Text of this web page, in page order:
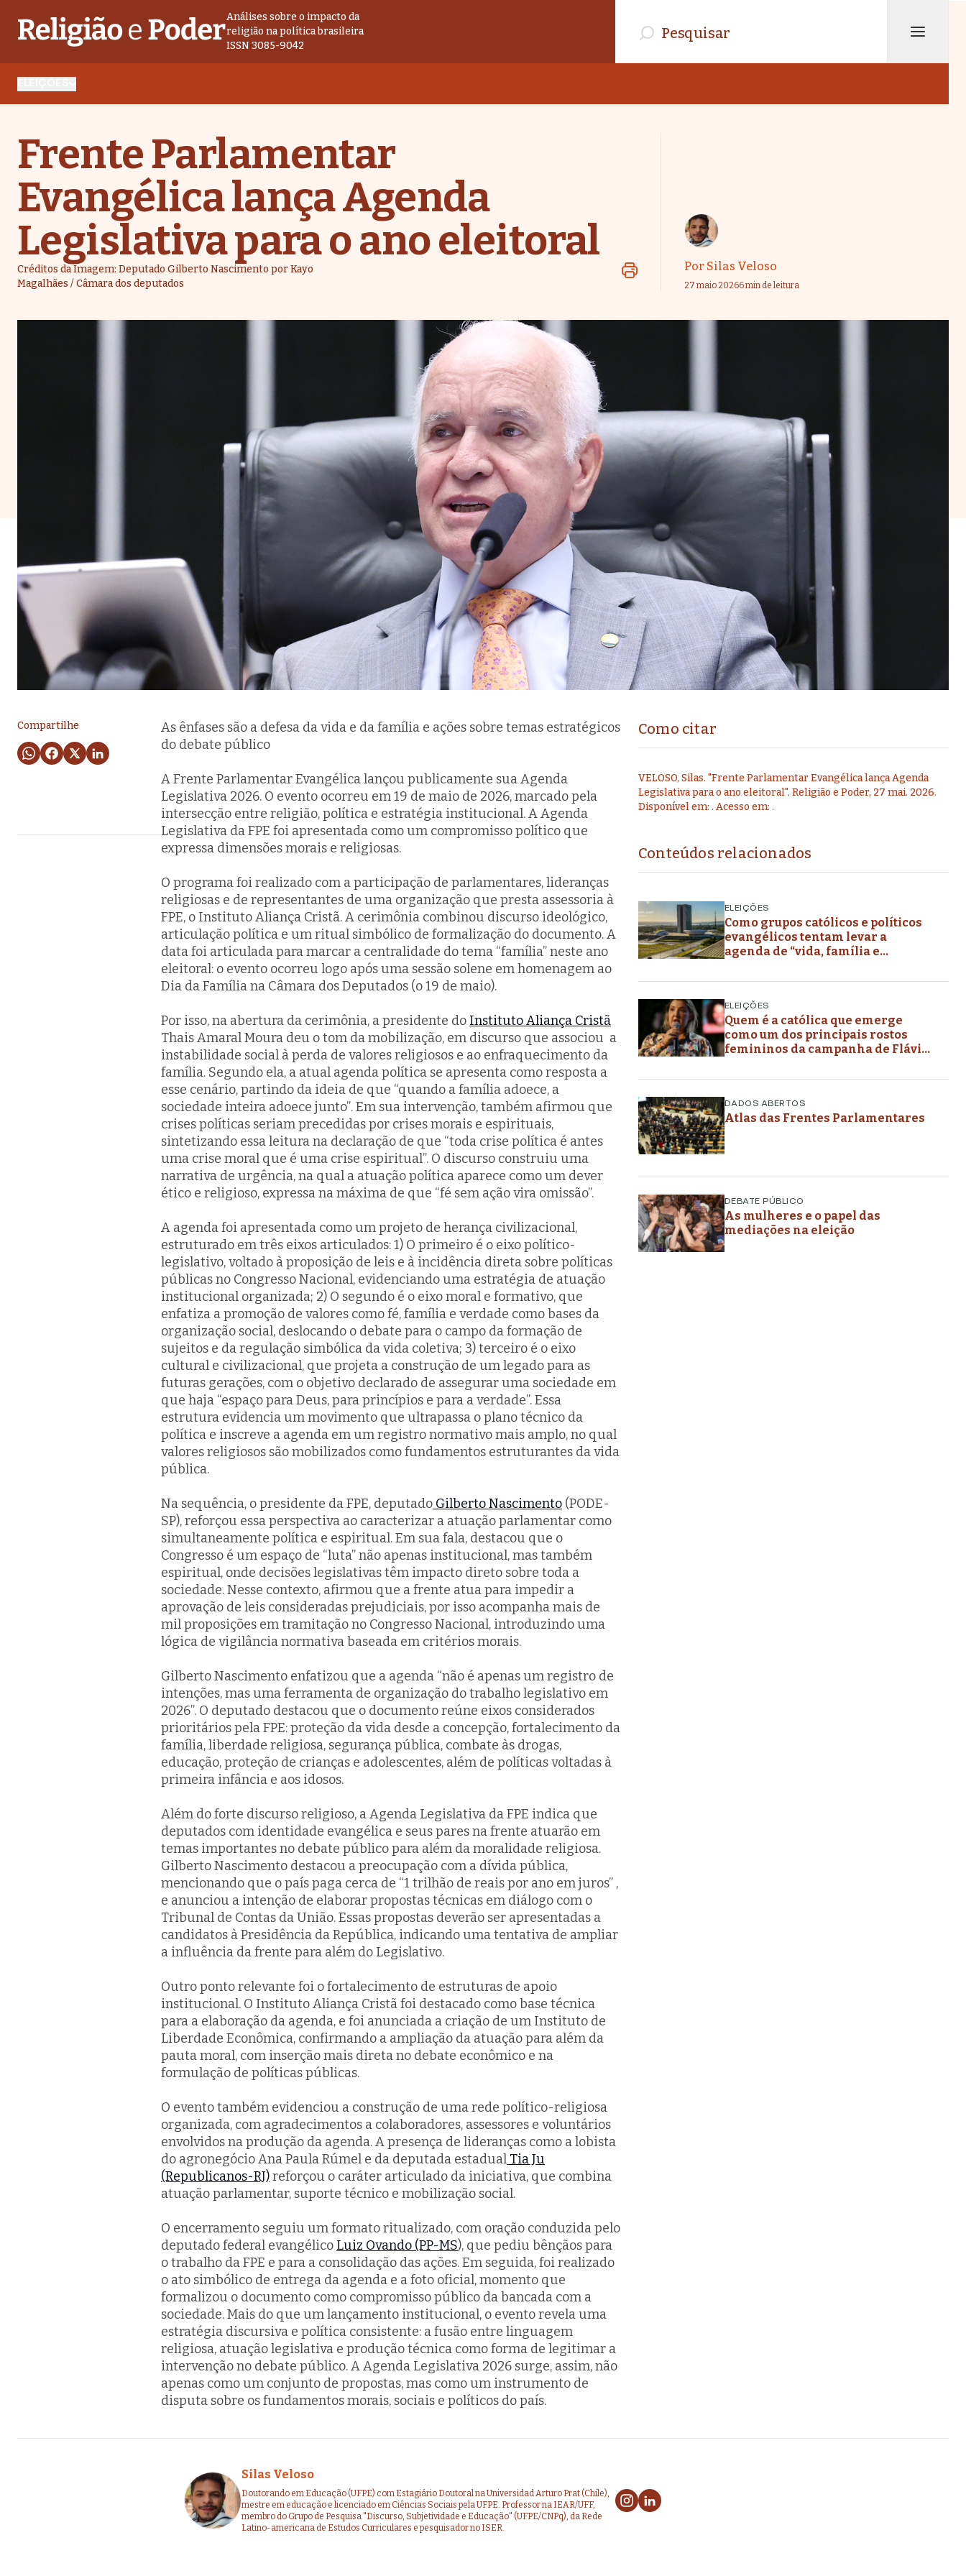
Análises sobre o impacto da
religião na política brasileira
ISSN 3085-9042
Frente Parlamentar
Evangélica lança Agenda
Legislativa para o ano eleitoral
Créditos da Imagem: Deputado Gilberto Nascimento por Kayo
Magalhães / Câmara dos deputados
Por Silas Veloso
27 maio 20266 min de leitura
Compartilhe
As ênfases são a defesa da vida e da família e ações sobre temas estratégicos
do debate público
A Frente Parlamentar Evangélica lançou publicamente sua Agenda
Legislativa 2026. O evento ocorreu em 19 de maio de 2026, marcado pela
intersecção entre religião, política e estratégia institucional. A Agenda
Legislativa da FPE foi apresentada como um compromisso político que
expressa dimensões morais e religiosas.
O programa foi realizado com a participação de parlamentares, lideranças
religiosas e de representantes de uma organização que presta assessoria à
FPE, o Instituto Aliança Cristã. A cerimônia combinou discurso ideológico,
articulação política e um ritual simbólico de formalização do documento. A
data foi articulada para marcar a centralidade do tema “família” neste ano
eleitoral: o evento ocorreu logo após uma sessão solene em homenagem ao
Dia da Família na Câmara dos Deputados (o 19 de maio).
Por isso, na abertura da cerimônia, a presidente do Instituto Aliança Cristã
Thais Amaral Moura deu o tom da mobilização, em discurso que associou a
instabilidade social à perda de valores religiosos e ao enfraquecimento da
família. Segundo ela, a atual agenda política se apresenta como resposta a
esse cenário, partindo da ideia de que “quando a família adoece, a
sociedade inteira adoece junto”. Em sua intervenção, também afirmou que
crises políticas seriam precedidas por crises morais e espirituais,
sintetizando essa leitura na declaração de que “toda crise política é antes
uma crise moral que é uma crise espiritual”. O discurso construiu uma
narrativa de urgência, na qual a atuação política aparece como um dever
ético e religioso, expressa na máxima de que “fé sem ação vira omissão”.
A agenda foi apresentada como um projeto de herança civilizacional,
estruturado em três eixos articulados: 1) O primeiro é o eixo político-
legislativo, voltado à proposição de leis e à incidência direta sobre políticas
públicas no Congresso Nacional, evidenciando uma estratégia de atuação
institucional organizada; 2) O segundo é o eixo moral e formativo, que
enfatiza a promoção de valores como fé, família e verdade como bases da
organização social, deslocando o debate para o campo da formação de
sujeitos e da regulação simbólica da vida coletiva; 3) terceiro é o eixo
cultural e civilizacional, que projeta a construção de um legado para as
futuras gerações, com o objetivo declarado de assegurar uma sociedade em
que haja “espaço para Deus, para princípios e para a verdade”.Essa
estrutura evidencia um movimento que ultrapassa o plano técnico da
política e inscreve a agenda em um registro normativo mais amplo, no qual
valores religiosos são mobilizados como fundamentos estruturantes da vida
pública.
Na sequência, o presidente da FPE, deputado Gilberto Nascimento (PODE-
SP), reforçou essa perspectiva ao caracterizar a atuação parlamentar como
simultaneamente política e espiritual. Em sua fala, destacou que o
Congresso é um espaço de “luta” não apenas institucional, mas também
espiritual, onde decisões legislativas têm impacto direto sobre toda a
sociedade. Nesse contexto, afirmou que a frente atua para impedir a
aprovação de leis consideradas prejudiciais, por isso acompanha mais de
mil proposições em tramitação no Congresso Nacional, introduzindo uma
lógica de vigilância normativa baseada em critérios morais.
Gilberto Nascimento enfatizou que a agenda “não é apenas um registro de
intenções, mas uma ferramenta de organização do trabalho legislativo em
2026”. O deputado destacou que o documento reúne eixos considerados
prioritários pela FPE: proteção da vida desde a concepção, fortalecimento da
família, liberdade religiosa, segurança pública, combate às drogas,
educação, proteção de crianças e adolescentes, além de políticas voltadas à
primeira infância e aos idosos.
Além do forte discurso religioso, a Agenda Legislativa da FPE indica que
deputados com identidade evangélica e seus pares na frente atuarão em
temas importantes no debate público para além da moralidade religiosa.
Gilberto Nascimento destacou a preocupação com a dívida pública,
mencionando que o país paga cerca de “1 trilhão de reais por ano em juros” ,
e anunciou a intenção de elaborar propostas técnicas em diálogo com o
Tribunal de Contas da União. Essas propostas deverão ser apresentadas a
candidatos à Presidência da República, indicando uma tentativa de ampliar
a influência da frente para além do Legislativo.
Outro ponto relevante foi o fortalecimento de estruturas de apoio
institucional. O Instituto Aliança Cristã foi destacado como base técnica
para a elaboração da agenda, e foi anunciada a criação de um Instituto de
Liberdade Econômica, confirmando a ampliação da atuação para além da
pauta moral, com inserção mais direta no debate econômico e na
formulação de políticas públicas.
O evento também evidenciou a construção de uma rede político-religiosa
organizada, com agradecimentos a colaboradores, assessores e voluntários
envolvidos na produção da agenda. A presença de lideranças como a lobista
do agronegócio Ana Paula Rúmel e da deputada estadual Tia Ju
(Republicanos-RJ)reforçou o caráter articulado da iniciativa, que combina
atuação parlamentar, suporte técnico e mobilização social.
O encerramento seguiu um formato ritualizado, com oração conduzida pelo
deputado federal evangélico Luiz Ovando (PP-MS), que pediu bênçãos para
o trabalho da FPE e para a consolidação das ações. Em seguida, foi realizado
o ato simbólico de entrega da agenda e a foto oficial, momento que
formalizou o documento como compromisso público da bancada com a
sociedade. Mais do que um lançamento institucional, o evento revela uma
estratégia discursiva e política consistente: a fusão entre linguagem
religiosa, atuação legislativa e produção técnica como forma de legitimar a
intervenção no debate público. A Agenda Legislativa 2026 surge, assim, não
apenas como um conjunto de propostas, mas como um instrumento de
disputa sobre os fundamentos morais, sociais e políticos do país.
Como citar
VELOSO, Silas. "Frente Parlamentar Evangélica lança Agenda
Legislativa para o ano eleitoral". Religião e Poder, 27 mai. 2026.
Disponível em: . Acesso em: .
Conteúdos relacionados
ELEIÇÕES
Como grupos católicos e políticos
evangélicos tentam levar a
agenda de “vida, família e
futuros
ELEIÇÕES
Quem é a católica que emerge
como um dos principais rostos
femininos da campanha de Flávio
DADOS ABERTOS
Atlas das Frentes Parlamentares
DEBATE PÚBLICO
As mulheres e o papel das
mediações na eleição
Silas Veloso
Doutorando em Educação (UFPE) com Estagiário Doutoral na Universidad Arturo Prat (Chile),
mestre em educação e licenciado em Ciências Sociais pela UFPE. Professor na IEAR/UFF,
membro do Grupo de Pesquisa "Discurso, Subjetividade e Educação" (UFPE/CNPq), da Rede
Latino-americana de Estudos Curriculares e pesquisador no ISER.